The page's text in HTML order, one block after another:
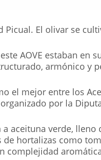
Picual. El olivar se
AOVE estaban
armónico y
el mejor entre los
por la
aceituna verde,
hortalizas como
complejidad